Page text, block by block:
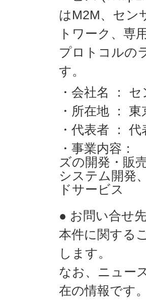
はM2M、セン
トワーク、専
プロトコルの
す。
・会社名 ：
・所在地 ：
・代表者 ：
・事業内容：
ズの開発・販
システム開発
ドサービス
● お問い合せ
本件に関する
します。
なお、ニュー
在の情報です